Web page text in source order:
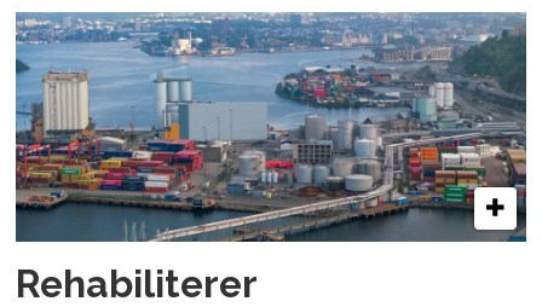
Rehabiliterer